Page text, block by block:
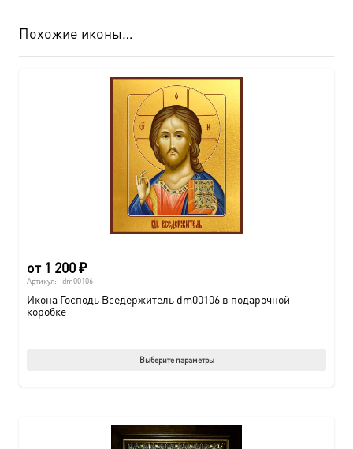
Похожие иконы…
от 1 200₽
Артикул: dm00106
Икона Господь Вседержитель dm00106 в подарочной
коробке
Выберите параметры